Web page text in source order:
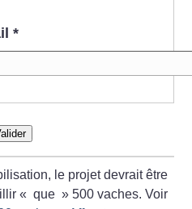
*
le projet devrait être
« que » 500 vaches. Voir